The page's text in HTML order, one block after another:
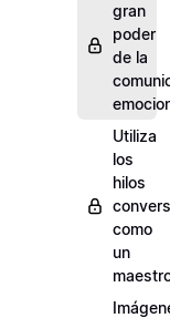
gran
poder
de la
Utiliza
los
hilos
como
un